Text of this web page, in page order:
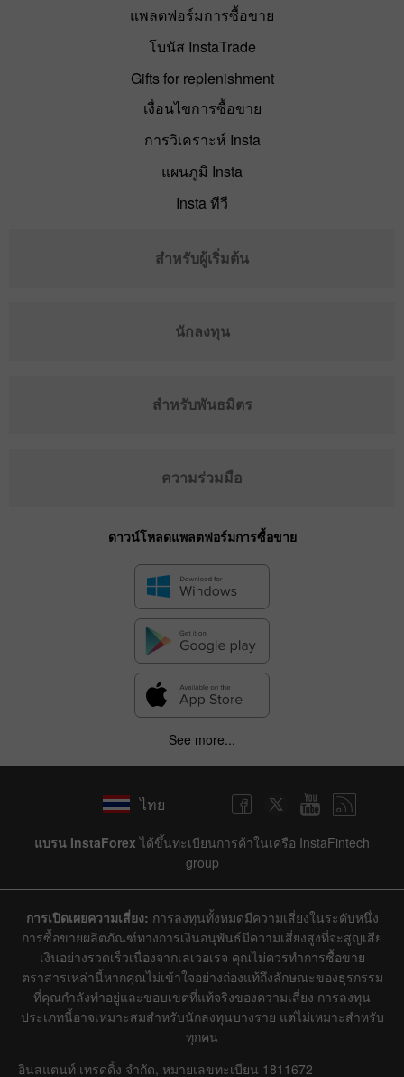
แพลตฟอร์มการซื้อขาย
โบนัส InstaTrade
Gifts for replenishment
เงื่อนไขการซื้อขาย
การวิเคราะห์ Insta
แผนภูมิ Insta
Insta ทีวี
สำหรับผู้เริ่มต้น
นักลงทุน
สำหรับพันธมิตร
ความร่วมมือ
ดาวน์โหลดแพลตฟอร์มการซื้อขาย
See more...
ไทย
แบรน InstaForex ได้ขึ้นทะเบียนการค้าในเครือ InstaFintech
group
การเปิดเผยความเสี่ยง: การลงทุนทั้งหมดมีความเสี่ยงในระดับหนึ่ง
การซื้อขายผลิตภัณฑ์ทางการเงินอนุพันธ์มีความเสี่ยงสูงที่จะสูญเสีย
เงินอย่างรวดเร็วเนื่องจากเลเวอเรจ คุณไม่ควรทำการซื้อขาย
ตราสารเหล่านี้หากคุณไม่เข้าใจอย่างถ่องแท้ถึงลักษณะของธุรกรรม
ที่คุณกำลังทำอยู่และขอบเขตที่แท้จริงของความเสี่ยง การลงทุน
ประเภทนี้อาจเหมาะสมสำหรับนักลงทุนบางราย แต่ไม่เหมาะสำหรับ
ทุกคน
อินสแตนท์ เทรดดิ้ง จำกัด, หมายเลขทะเบียน 1811672